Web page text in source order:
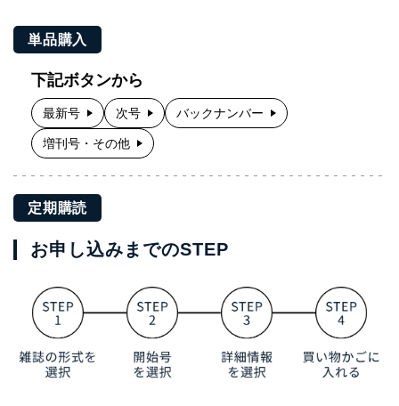
単品購入
下記ボタンから
最新号 次号 バックナンバー
増刊号・その他
定期購読
お申し込みまでのSTEP